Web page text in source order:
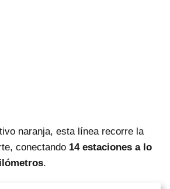
naranja, esta línea recorre la
conectando 14 estaciones a lo
.